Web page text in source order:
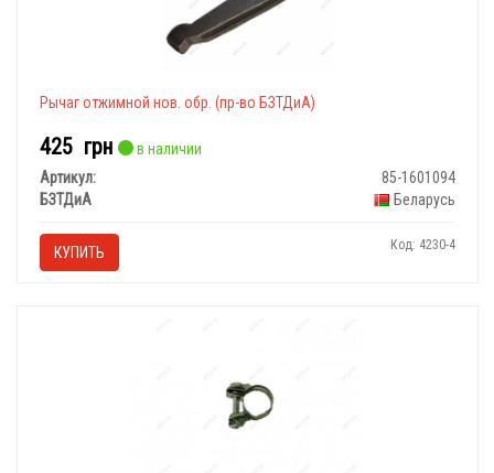
Рычаг отжимной нов. обр. (пр-во БЗТДиА)
425 грн
в наличии
Артикул:
85-1601094
БЗТДиА
Беларусь
КУПИТЬ Код: 4230-4